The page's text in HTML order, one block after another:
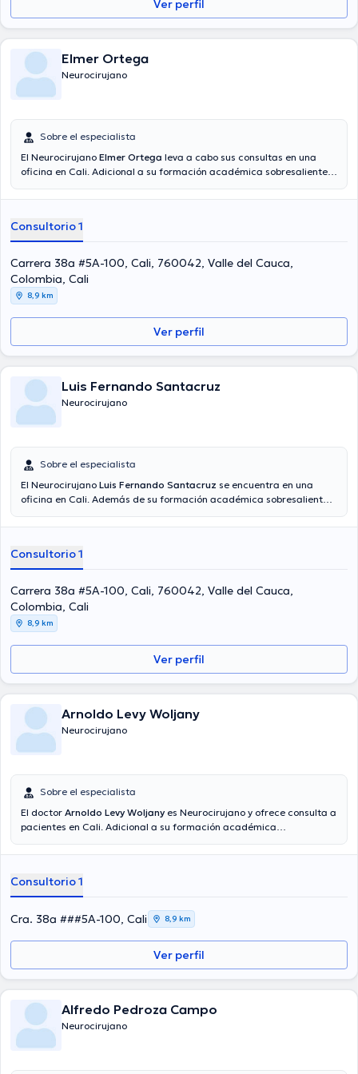
Ver perfil
Elmer Ortega
Neurocirujano
Sobre el especialista
El Neurocirujano Elmer Ortega leva a cabo sus consultas en una
oficina en Cali. Adicional a su formación académica sobresaliente,
especialidad. El Dr. posee años de experiencia laboral en su
miembro de diversas asociaciones médicas. Elmer Ortega ha
contribuido en abundantes conferencias con la intención de lograr
tener una formación continua en su campo de especialización y ha
difundido numerosas ediciones. Por último, el profesional de la salud
puede hablar Español en su consultorio.
Consultorio 1
Carrera 38a #5A-100, Cali, 760042, Valle del Cauca,
Colombia, Cali
8,9 km
Ver perfil
Luis Fernando Santacruz
Neurocirujano
Sobre el especialista
El Neurocirujano Luis Fernando Santacruz se encuentra en una
oficina en Cali. Además de su formación académica sobresaliente,
especialidad. El doctor cuenta con muchos años de experiencia
como miembro de diversas asociaciones médicas. Luis Fernando
Santacruz ha intervenido en abundantes conferencias con la
finalidad de tener una formación continua en su campo de
especialización y ha publicado numerosas ediciones. Finalmente, el
doctor puede hablar Español en su consultorio.
Consultorio 1
Carrera 38a #5A-100, Cali, 760042, Valle del Cauca,
Colombia, Cali
8,9 km
Ver perfil
Arnoldo Levy Woljany
Neurocirujano
Sobre el especialista
El doctor Arnoldo Levy Woljany es Neurocirujano y ofrece consulta a
pacientes en Cali. Adicional a su formación académica
especialidad. El doctor cuenta con muchos años de experiencia
desempeñado como miembro de diversas asociaciones médicas.
Arnoldo Levy Woljany ha compartido en considerables conferencias
con la finalidad de tener una formación continua en su campo de
especialización y ha compartido diversas ediciones. Español son los
idiomas hablados por el médico.
Consultorio 1
Cra. 38a ###5A-100, Cali 8,9 km
Ver perfil
Alfredo Pedroza Campo
Neurocirujano